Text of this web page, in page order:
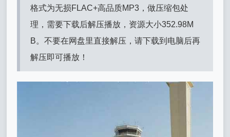
格式为无损FLAC+高品质MP3，做压缩包处
理，需要下载后解压播放，资源大小352.98M
B。不要在网盘里直接解压，请下载到电脑后再
解压即可播放！